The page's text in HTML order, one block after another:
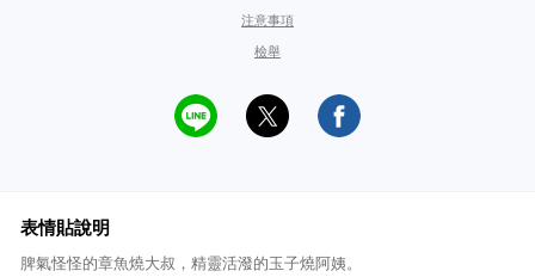
注意事項
檢舉
表情貼說明
脾氣怪怪的章魚燒大叔，精靈活潑的玉子燒阿姨。